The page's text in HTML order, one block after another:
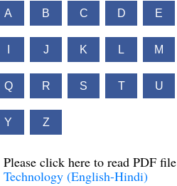
A B C D E
J K L M
Q R S T U
Y Z
Please click here to read PDF file
Technology (English-Hindi)